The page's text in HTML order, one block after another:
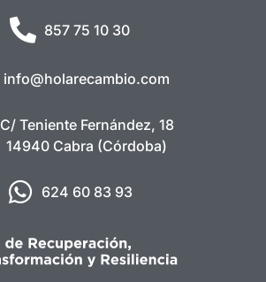
857 75 10 30
info@holarecambio.com
C/ Teniente Fernández, 18
14940 Cabra (Córdoba)
624 60 83 93